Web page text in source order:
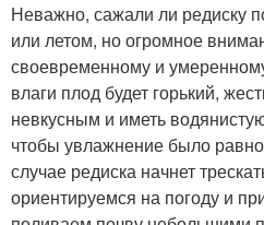
Неважно, сажали ли редиску
или летом, но огромное
своевременному и
влаги плод будет горький,
невкусным и иметь
чтобы увлажнение было
случае редиска начнет
ориентируемся на погоду и